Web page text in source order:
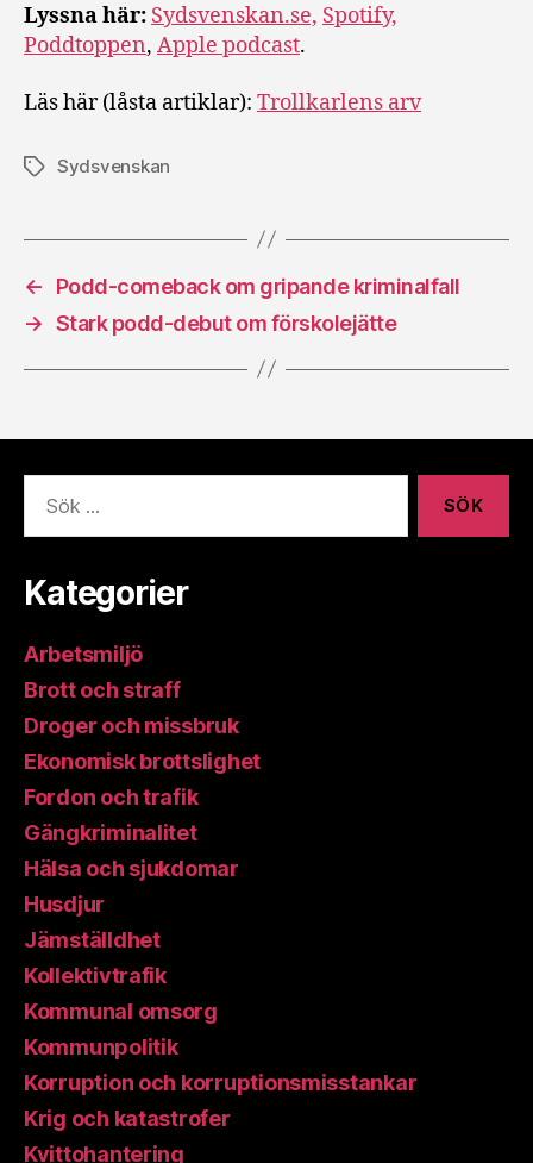
Lyssna här: Sydsvenskan.se, Spotify,
Poddtoppen, Apple podcast.
Läs här (låsta artiklar): Trollkarlens arv
EtiketterSydsvenskan
←
Podd-comeback om gripande kriminalfall
→ Stark podd-debut om förskolejätte
efter:
Kategorier
Arbetsmiljö
Brott och straff
Droger och missbruk
Ekonomisk brottslighet
Fordon och trafik
Gängkriminalitet
Hälsa och sjukdomar
Husdjur
Jämställdhet
Kollektivtrafik
Kommunal omsorg
Kommunpolitik
Korruption och korruptionsmisstankar
Krig och katastrofer
Kvittohantering